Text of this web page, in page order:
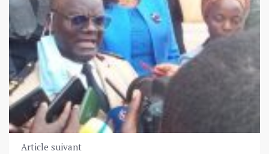
Article suivant